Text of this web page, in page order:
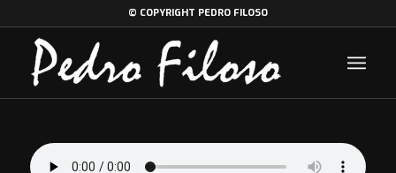
© COPYRIGHT PEDRO FILOSO